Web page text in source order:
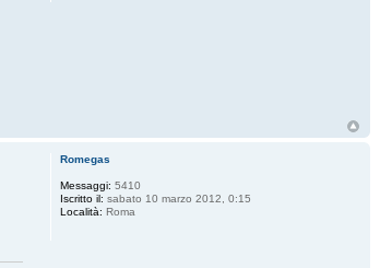
Romegas
Messaggi: 5410
Iscritto il: sabato 10 marzo 2012, 0:15
Località: Roma